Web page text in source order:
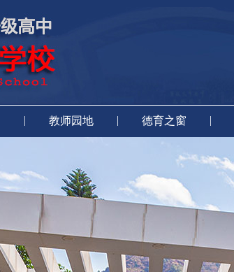
| 教师园地 | 德育之窗 |